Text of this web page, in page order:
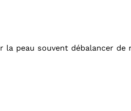
la peau souvent débalancer